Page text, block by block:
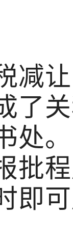
减
了
处
批
即